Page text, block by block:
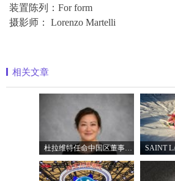
装置陈列：For form
摄影师： Lorenzo Martelli
相关文章